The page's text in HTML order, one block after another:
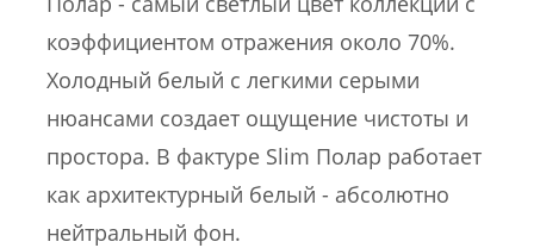
коэффициентом отражения около 70%.
Холодный белый с легкими серыми
нюансами создает ощущение чистоты и
простора. В фактуре Slim Полар работает
как архитектурный белый - абсолютно
нейтральный фон.